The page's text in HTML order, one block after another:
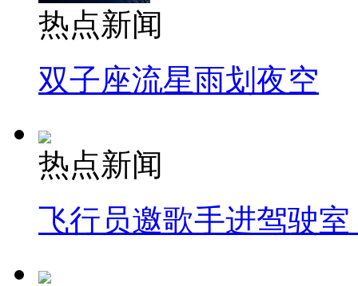
热点新闻
双子座流星雨划夜空
热点新闻
飞行员邀歌手进驾驶